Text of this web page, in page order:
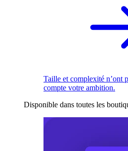
Taille et complexité n’ont
compte votre ambition.
Disponible dans toutes les